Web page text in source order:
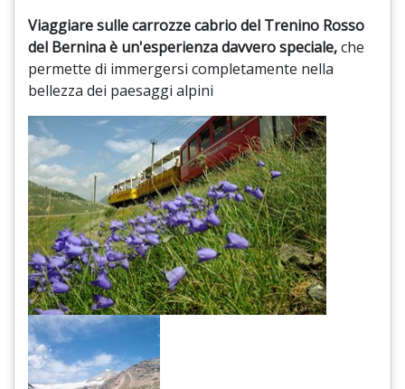
Viaggiare sulle carrozze cabrio del Trenino Rosso
del Bernina è un'esperienza davvero speciale,che
permette di immergersi completamente nella
bellezza dei paesaggi alpini